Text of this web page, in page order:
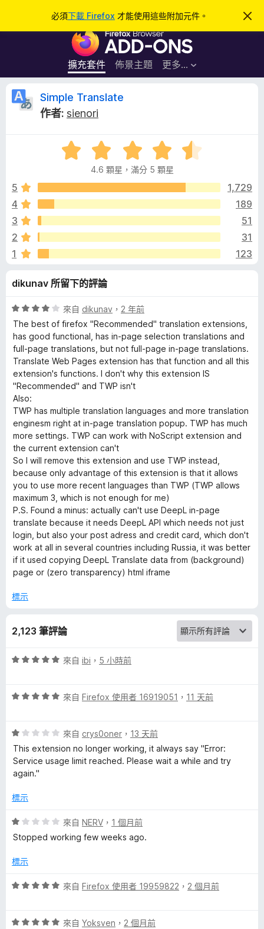
必須下載 Firefox 才能使用這些附加元件。
忽
此
F
r
e
覽
器
附
加
件
擴充套件 佈景主題 更多…
登入
S
p
l
e
T
r
a
n
s
l
a
t
e
的
評
論
Simple Translate
作者: sienori
評
價
.
分
滿
5
4.6 顆星，滿分 5 顆星
5
1,729
4
189
3
51
2
31
1
123
dikunav 所留下的評論
評
價
4
分
，
滿
分
5
分
來自 dikunav ， 2 年前
The best of firefox "Recommended" translation extensions,
has good functional, has in-page selection translations and
full-page translations, but not full-page in-page translations.
Translate Web Pages extension has that function and all this
extension's functions. I don't why this extension IS
"Recommended" and TWP isn't
Also:
TWP has multiple translation languages and more translation
enginesm right at in-page translation popup. TWP has much
more settings. TWP can work with NoScript extension and
the current extension can't
So I will remove this extension and use TWP instead,
because only advantage of this extension is that it allows
you to use more recent languages than TWP (TWP allows
maximum 3, which is not enough for me)
P.S. Found a minus: actually can't use DeepL in-page
translate because it needs DeepL API which needs not just
login, but also your post adress and credit card, which don't
work at all in several countries including Russia, it was better
if it used copying DeepL Translate data from (background)
page or (zero transparency) html iframe
標示
2,123 筆評論
評
分
分
5
分
來自 ibi ， 5 小時前
評
分
，
滿
分
分
來自 Firefox 使用者 16919051 ， 11 天前
評
價
1
分
滿
5
分
來自 crys0oner ， 13 天前
This extension no longer working, it always say "Error:
Service usage limit reached. Please wait a while and try
again."
標示
評
價
分
滿
分
來自 NERV ， 1 個月前
Stopped working few weeks ago.
標示
評
分
來自 Firefox 使用者 19959822 ， 2 個月前
評
來自 Yoksven ， 2 個月前